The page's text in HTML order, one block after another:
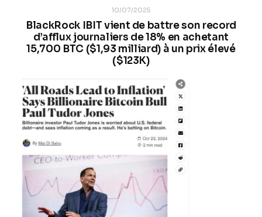
10/07/2025
BlackRock IBIT vient de battre son record
d’afflux journaliers de 18% en achetant
15,700 BTC ($1,93 milliard) à un prix élevé
($123K)